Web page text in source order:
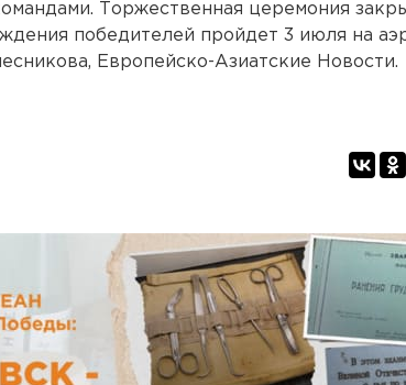
Торжественная церемония
победителей пройдет 3 июля на
Европейско-Азиатские Новости.